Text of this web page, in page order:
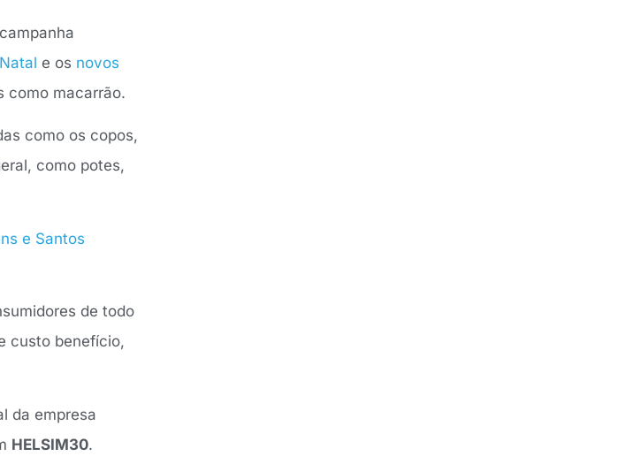
e os novos
como macarrão.
como os copos,
como potes,
e Santos
de todo
custo benefício,
da empresa
HELSIM30.